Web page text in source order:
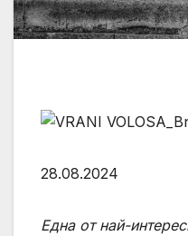
28.08.2024
Една от най-инт